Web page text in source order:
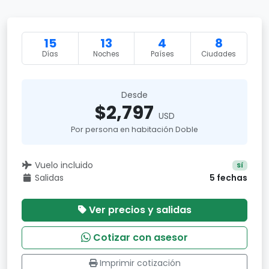
15
Días
13
Noches
4
Países
8
Ciudades
Desde
$2,797 USD
Por persona en habitación Doble
Vuelo incluido Sí
Salidas 5 fechas
Ver precios y salidas
Cotizar con asesor
Imprimir cotización